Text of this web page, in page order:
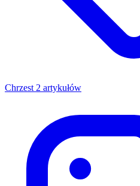
Chrzest 2 artykułów